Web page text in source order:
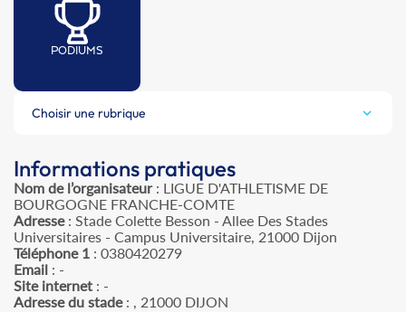
PODIUMS
Choisir une rubrique
Informations pratiques
Nom de l’organisateur: LIGUE D'ATHLETISME DE
BOURGOGNE FRANCHE-COMTE
Adresse: Stade Colette Besson - Allee Des Stades
Universitaires - Campus Universitaire, 21000 Dijon
Téléphone 1 : 0380420279
Email : -
Site internet : -
Adresse du stade: , 21000 DIJON